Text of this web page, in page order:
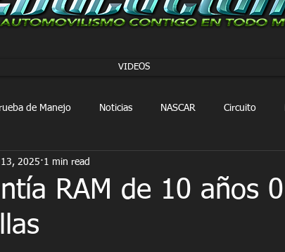
VIDEOS
de Manejo Noticias NASCAR Circuito
1 Extreme E
RAM de 10 años 0
2025 1 min read